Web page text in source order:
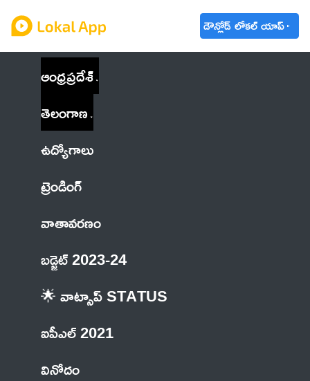
డౌన్లోడ్ లోకల్ యాప్
ఆంధ్రప్రదేశ్
తెలంగాణ
ఉద్యోగాలు
ట్రెండింగ్
వాతావరణం
బడ్జెట్ 2023-24
🌟 వాట్సాప్ STATUS
ఐపీఎల్ 2021
వినోదం